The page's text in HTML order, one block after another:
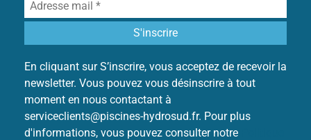
En cliquant sur S’inscrire, vous acceptez de recevoir la
newsletter. Vous pouvez vous désinscrire à tout
moment en nous contactant à
serviceclients@piscines-hydrosud.fr. Pour plus
d'informations, vous pouvez consulter notre